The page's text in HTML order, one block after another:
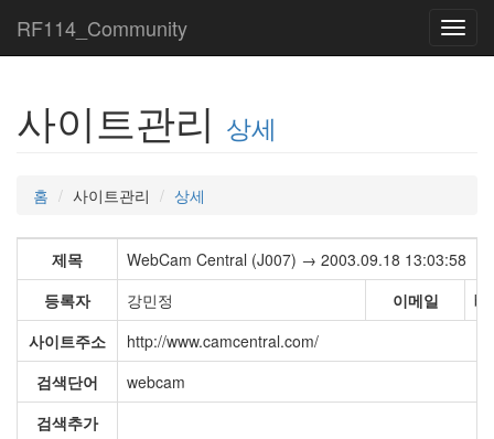
RF114_Community
사이트관리 상세
홈 사이트관리 상세
제목
WebCam Central (J007) → 2003.09.18 13:03:58
등록자
강민정 이메일
사이트주소
http://www.camcentral.com/
검색단어
webcam
검색추가